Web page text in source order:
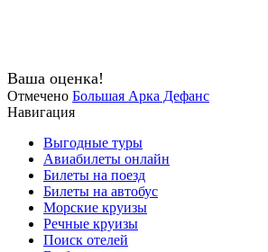
Ваша оценка!
Отмечено Большая Арка Дефанс
Навигация
Выгодные туры
Авиабилеты онлайн
Билеты на поезд
Билеты на автобус
Морские круизы
Речные круизы
Поиск отелей